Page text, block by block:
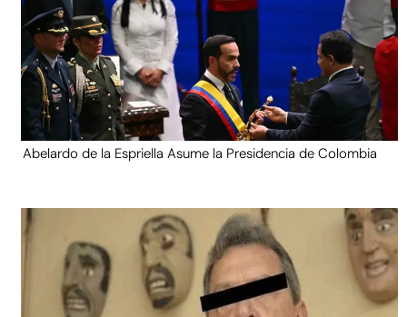
Abelardo de la Espriella Asume la Presidencia de Colombia